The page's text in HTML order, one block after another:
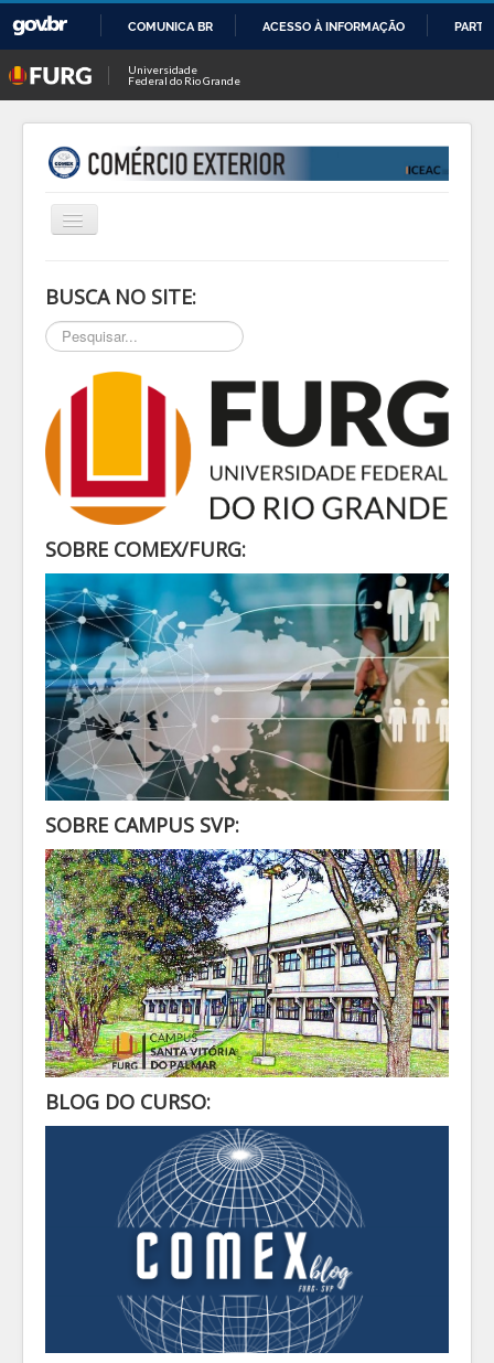
O
CONTEÚDO
COMUNICA BR ACESSO À INFORMAÇÃO
Universidade
Federal do Rio Grande
Alternar
Navegação
SOBRE
NOTÍCIAS
PESQ & EXTEN
SECRETARIA
CONTATO
LOGIN
BUSCA NO SITE:
Pesquisar...
SOBRE COMEX/FURG:
SOBRE CAMPUS SVP:
BLOG DO CURSO: